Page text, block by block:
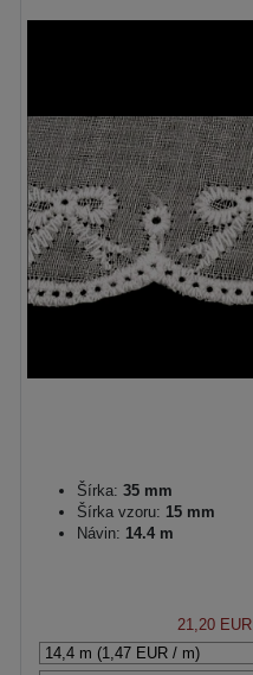
Šírka: 35 mm
Šírka vzoru: 15 mm
Návin: 14.4 m
21,20 EUR